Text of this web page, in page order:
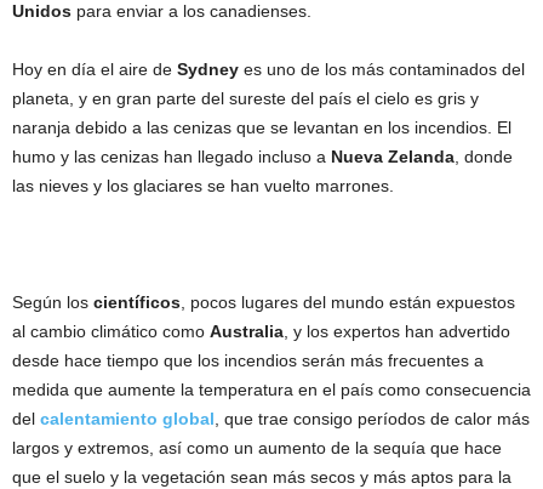
Unidos para enviar a los canadienses.
Hoy en día el aire de Sydney es uno de los más contaminados del
planeta, y en gran parte del sureste del país el cielo es gris y
naranja debido a las cenizas que se levantan en los incendios. El
humo y las cenizas han llegado incluso a Nueva Zelanda , donde
las nieves y los glaciares se han vuelto marrones.
Según los científicos , pocos lugares del mundo están expuestos
al cambio climático como Australia , y los expertos han advertido
desde hace tiempo que los incendios serán más frecuentes a
medida que aumente la temperatura en el país como consecuencia
del calentamiento global , que trae consigo períodos de calor más
largos y extremos, así como un aumento de la sequía que hace
que el suelo y la vegetación sean más secos y más aptos para la